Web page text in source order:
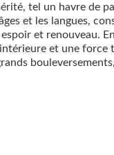
tel un havre de
et les langues,
et renouveau.
et une force